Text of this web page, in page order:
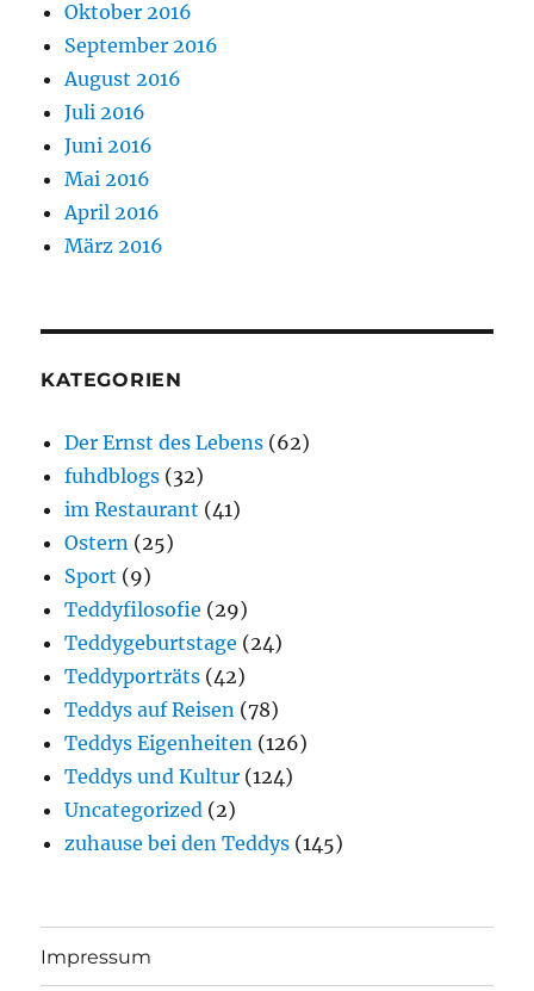
Oktober 2016
September 2016
August 2016
Juli 2016
Juni 2016
Mai 2016
April 2016
März 2016
KATEGORIEN
Der Ernst des Lebens (62)
fuhdblogs (32)
im Restaurant (41)
Ostern (25)
Sport (9)
Teddyfilosofie (29)
Teddygeburtstage (24)
Teddyporträts (42)
Teddys auf Reisen (78)
Teddys Eigenheiten (126)
Teddys und Kultur (124)
Uncategorized (2)
zuhause bei den Teddys (145)
Impressum